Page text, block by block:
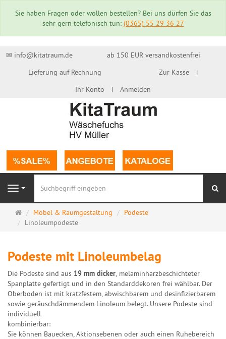
Sie haben Fragen oder wollen bestellen? Bei uns dürfen Sie das
sehr gern telefonisch tun: (0365) 55 29 36 27
✉ info@kitatraum.de
ab 150 EUR versandkostenfrei
Lieferung auf Rechnung
Zur Kasse
Ihr Konto
Anmelden
Navigation
Startseite
Möbel & Raumgestaltung
Podeste
Linoleumpodeste
Podeste mit Linoleumbelag
Die Podeste sind aus 19 mm dicker, melaminharzbeschichteter
Spanplatte gefertigt und in den Standarddekoren frei wählbar. Der
Oberboden ist mit kratzfestem, abwischbarem und desinfizierbarem
sowie geräuschdämmendem Linoleum belegt. Unsere Podeste sind
individuell
kombinierbar:
Sie können Bauecken, Aktionsebenen oder auch einen Ruhebereich